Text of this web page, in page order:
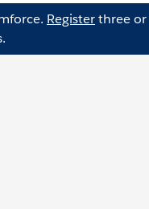
Registerthree